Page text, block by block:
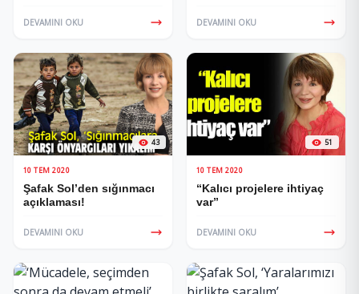
DEVAMINI OKU DEVAMINI OKU
43
10 TEM 2020
Şafak Sol’den sığınmacı
açıklaması!
DEVAMINI OKU
51
10 TEM 2020
“Kalıcı projelere ihtiyaç
var”
DEVAMINI OKU